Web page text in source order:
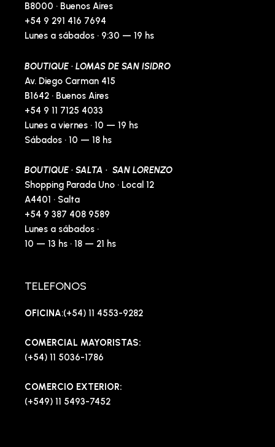
B8000 · Buenos Aires
+54 9 291 416 7694
Lunes a sábados · 9:30 — 19 hs
BOUTIQUE · LOMAS DE SAN ISIDRO
Av. Diego Carman 415
B1642 · Buenos Aires
+54 9 11 7125 4033
Lunes a viernes · 10 — 19 hs
Sábados · 10 — 18 hs
BOUTIQUE · SALTA · SAN LORENZO
Shopping Parada Uno · Local 12
A4401 · Salta
+54 9 387 408 9589
Lunes a sábados ·
10 — 13 hs · 18 — 21 hs
TELEFONOS
OFICINA:(+54) 11 4553-9282
COMERCIAL MAYORISTAS:
(+54) 11 5036-1786
COMERCIO EXTERIOR:
(+549) 11 5493-7452